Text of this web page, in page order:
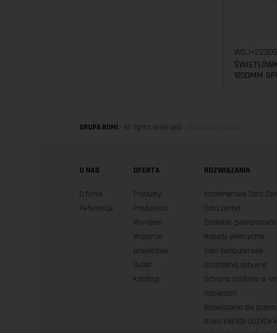
WOJ+22305
1200MM
GRUPA ROMI All rights reserved.
O NAS
O firmie
Referencje
OFERTA
Produkty
Producenci
Wynajem
Wsparcie
projektowe
Outlet
Katalogi
ROZWIĄZANIA
Kontenerowe Data
Data center
Zasilanie
Napędy elektryczne
Sieci komputerowe
Urządzenia aktywne
Ochrona zasilania w
napięciach
Rozwiązania dla
BANKI ENERGII DUŻYCH